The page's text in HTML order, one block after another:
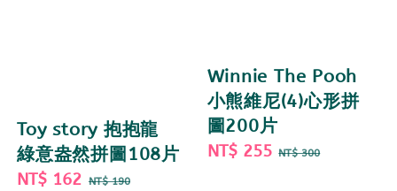
Toy story 抱抱龍
綠意盎然拼圖108片
Sale
NT$ 162 Regular
NT$ 190
Winnie The Pooh
小熊維尼(4)心形拼
圖200片
Sale
NT$ 255 Regular
NT$ 300